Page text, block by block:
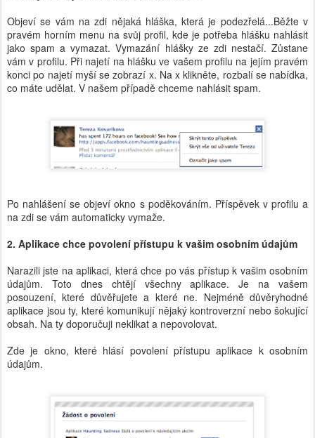
Objeví se vám na zdi nějaká hláška, která je podezřelá...Běžte v
pravém horním menu na svůj profil, kde je potřeba hlášku nahlásit
jako spam a vymazat. Vymazání hlášky ze zdi nestačí. Zůstane
vám v profilu. Při najetí na hlášku ve vašem profilu na jejím pravém
konci po najetí myší se zobrazí x. Na x klikněte, rozbalí se nabídka,
co máte udělat. V našem případě chceme nahlásit spam.
Po nahlášení se objeví okno s poděkováním. Příspěvek v profilu a
na zdi se vám automaticky vymaže.
2. Aplikace chce povolení přístupu k vašim osobním údajům
Narazili jste na aplikaci, která chce po vás přístup k vašim osobním
údajům. Toto dnes chtějí všechny aplikace. Je na vašem
posouzení, které důvěřujete a které ne. Nejméně důvěryhodné
aplikace jsou ty, které komunikují nějaký kontroverzní nebo šokující
obsah. Na ty doporučuji neklikat a nepovolovat.
Zde je okno, které hlásí povolení přístupu aplikace k osobním
údajům.